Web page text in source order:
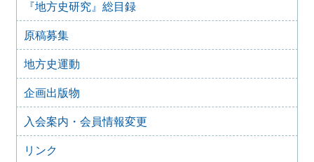
2021年9月15日
歴史学関係学会 ハラスメント防止宣言
2021年3月3日
「高輪築堤」の保存を求める要望書
2021年2月26日
「高輪築堤」遺構の保存・公開の要望
2020年11月6日
日本学術会議第 25 期推薦会員任命拒否に関する人文・社
『地方史研究』総目録
原稿募集
地方史運動
企画出版物
入会案内・会員情報変更
リンク